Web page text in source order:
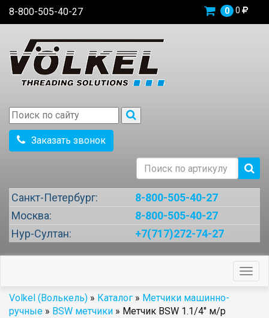
8-800-505-40-27 0 0
Заказать звонок
Санкт-Петербург:
8-800-505-40-27
Москва:
8-800-505-40-27
Нур-Султан:
+7(717)272-74-27
Volkel (Волькель) » Каталог » Метчики машинно-
ручные » BSW метчики » Метчик BSW 1.1/4" м/р